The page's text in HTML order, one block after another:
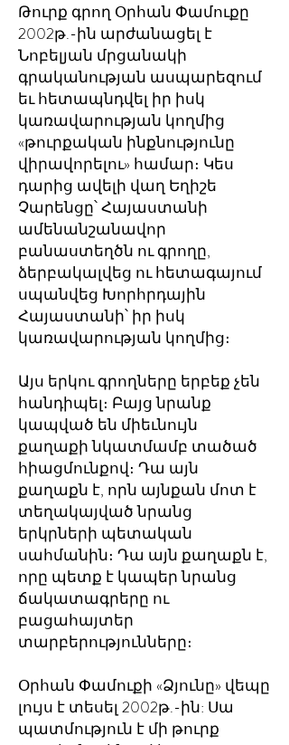
Թուրք գրող Օրհան Փամուքը
2002թ.-ին արժանացել է
Նոբելյան մրցանակի
գրականության ասպարեզում
եւ հետապնդվել իր իսկ
կառավարության կողմից
«թուրքական ինքնությունը
վիրավորելու» համար։ Կես
դարից ավելի վաղ Եղիշե
Չարենցը՝ Հայաստանի
ամենանշանավոր
բանաստեղծն ու գրողը,
ձերբակալվեց ու հետագայում
սպանվեց Խորհրդային
Հայաստանի՝ իր իսկ
կառավարության կողմից։
Այս երկու գրողները երբեք չեն
հանդիպել։ Բայց նրանք
կապված են միեւնույն
քաղաքի նկատմամբ տածած
հիացմունքով։ Դա այն
քաղաքն է, որն այնքան մոտ է
տեղակայված նրանց
երկրների պետական
սահմանին։ Դա այն քաղաքն է,
որը պետք է կապեր նրանց
ճակատագրերը ու
բացահայտեր
տարբերությունները։
Օրհան Փամուքի «Ձյունը» վեպը
լույս է տեսել 2002թ.-ին: Սա
պատմություն է մի թուրք